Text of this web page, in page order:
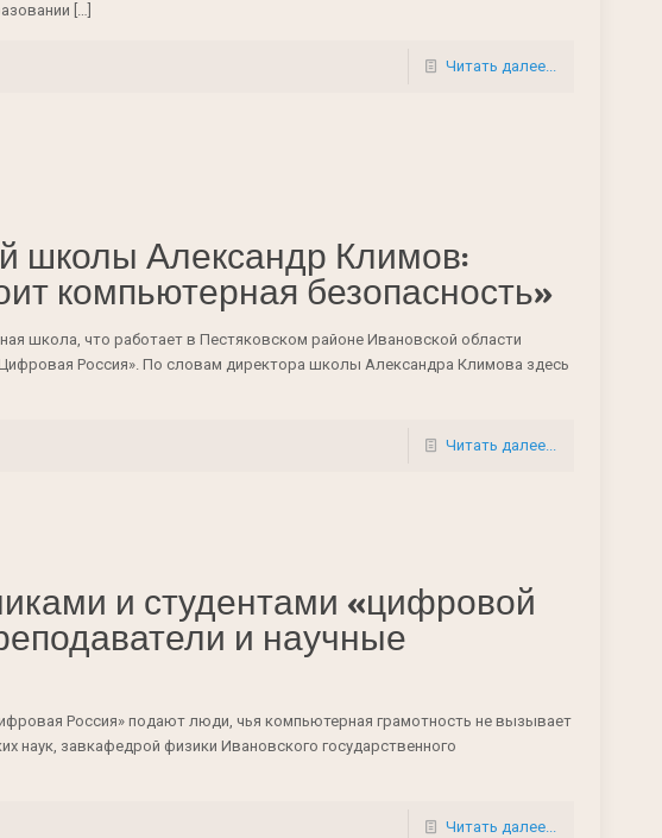
[…]
Читать далее...
школы Александр Климов:
компьютерная безопасность»
школа, что работает в Пестяковском районе Ивановской области
Россия». По словам директора школы Александра Климова здесь
Читать далее...
и студентами «цифровой
и научные
Россия» подают люди, чья компьютерная грамотность не вызывает
наук, завкафедрой физики Ивановского государственного
Читать далее...